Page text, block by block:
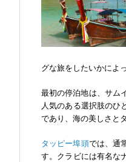
グな旅をしたいかによ
最初の停泊地は、サム
人気のある選択肢のひ
であり、海の美しさと
タッピー埠頭では、通
す。クラビには有名な